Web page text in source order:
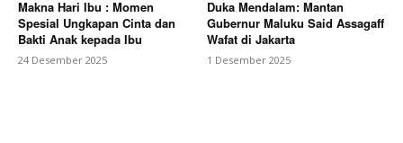
Makna Hari Ibu : Momen
Spesial Ungkapan Cinta dan
Bakti Anak kepada Ibu
24 Desember 2025
Duka Mendalam: Mantan
Gubernur Maluku Said Assagaff
Wafat di Jakarta
1 Desember 2025